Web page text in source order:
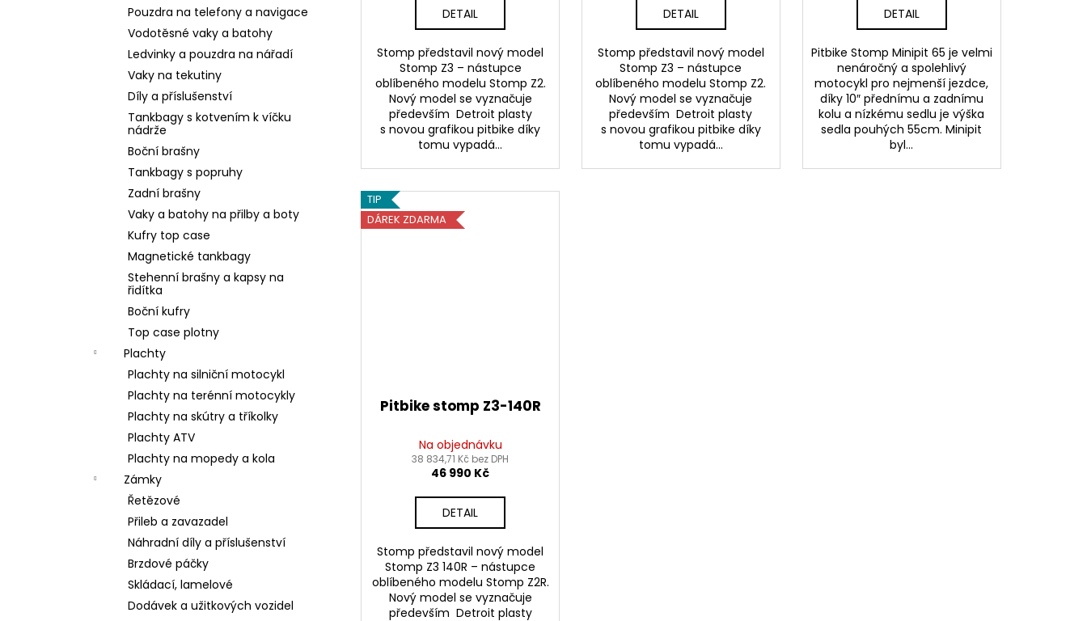
Pouzdra na telefony a navigace
Vodotěsné vaky a batohy
Ledvinky a pouzdra na nářadí
Vaky na tekutiny
Díly a příslušenství
Tankbagy s kotvením k víčku
nádrže
Boční brašny
Tankbagy s popruhy
Zadní brašny
Vaky a batohy na přilby a boty
Kufry top case
Magnetické tankbagy
Stehenní brašny a kapsy na
řidítka
Boční kufry
Top case plotny
Plachty
Plachty na silniční motocykl
Plachty na terénní motocykly
Plachty na skútry a tříkolky
Plachty ATV
Plachty na mopedy a kola
Zámky
Řetězové
Přileb a zavazadel
Náhradní díly a příslušenství
Brzdové páčky
Skládací, lamelové
Dodávek a užitkových vozidel
DETAIL
Stomp představil nový model
Stomp Z3 – nástupce
oblíbeného modelu Stomp Z2.
Nový model se vyznačuje
především Detroit plasty
s novou grafikou pitbike díky
tomu vypadá...
DETAIL
Stomp představil nový model
Stomp Z3 – nástupce
oblíbeného modelu Stomp Z2.
Nový model se vyznačuje
především Detroit plasty
s novou grafikou pitbike díky
tomu vypadá...
DETAIL
Pitbike Stomp Minipit 65 je velmi
nenáročný a spolehlivý
motocykl pro nejmenší jezdce,
díky 10″ přednímu a zadnímu
kolu a nízkému sedlu je výška
sedla pouhých 55cm. Minipit
byl...
TIP
DÁREK ZDARMA
Pitbike stomp Z3-140R
Na objednávku
38 834,71 Kč bez DPH
46 990 Kč
DETAIL
Stomp představil nový model
Stomp Z3 140R – nástupce
oblíbeného modelu Stomp Z2R.
Nový model se vyznačuje
především Detroit plasty